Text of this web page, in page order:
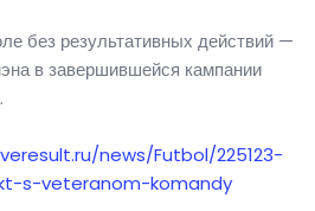
без результативных действий —
в завершившейся кампании
news/Futbol/225123-
s-veteranom-komandy